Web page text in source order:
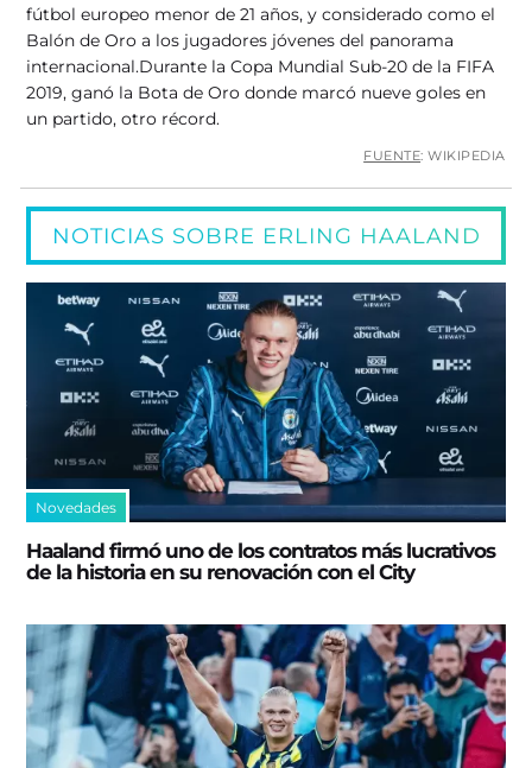
fútbol europeo menor de 21 años, y considerado como el
Balón de Oro a los jugadores jóvenes del panorama
internacional.​​ Durante la Copa Mundial Sub-20 de la FIFA
2019, ganó la Bota de Oro donde marcó nueve goles en
un partido,​ otro récord.
FUENTE: WIKIPEDIA
NOTICIAS SOBRE ERLING HAALAND
Novedades
Haaland firmó uno de los contratos más lucrativos
de la historia en su renovación con el City